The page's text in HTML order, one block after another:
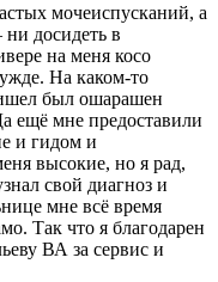
мочеиспусканий, а
досидеть в
на меня косо
На каком-то
был ошарашен
ещё мне предоставили
и гидом и
высокие, но я рад,
свой диагноз и
мне всё время
Так что я благодарен
ВА за сервис и